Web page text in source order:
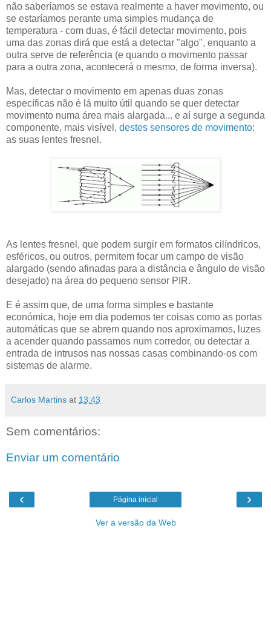
não saberíamos se estava realmente a haver movimento, ou
se estaríamos perante uma simples mudança de
temperatura - com duas, é fácil detectar movimento, pois
uma das zonas dirá que está a detectar "algo", enquanto a
outra serve de referência (e quando o movimento passar
para a outra zona, acontecerá o mesmo, de forma inversa).
Mas, detectar o movimento em apenas duas zonas
específicas não é lá muito útil quando se quer detectar
movimento numa área mais alargada... e aí surge a segunda
componente, mais visível, destes sensores de movimento:
as suas lentes fresnel.
As lentes fresnel, que podem surgir em formatos cilíndricos,
esféricos, ou outros, permitem focar um campo de visão
alargado (sendo afinadas para a distância e ângulo de visão
desejado) na área do pequeno sensor PIR.
E é assim que, de uma forma simples e bastante
económica, hoje em dia podemos ter coisas como as portas
automáticas que se abrem quando nos aproximamos, luzes
a acender quando passamos num corredor, ou detectar a
entrada de intrusos nas nossas casas combinando-os com
sistemas de alarme.
Carlos Martins at 13:43
Sem comentários:
Enviar um comentário
‹ ›
Página inicial
Ver a versão da Web